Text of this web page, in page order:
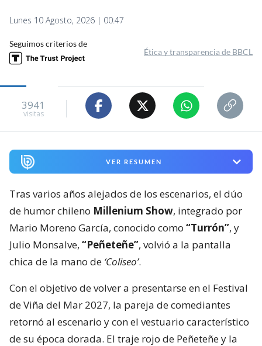
Lunes 10 Agosto, 2026 | 00:47
Seguimos criterios de
Ética y transparencia de BBCL
3941
visitas
VER RESUMEN
Tras varios años alejados de los escenarios, el dúo
de humor chileno Millenium Show, integrado por
Mario Moreno García, conocido como “Turrón”, y
Julio Monsalve, “Peñeteñe”, volvió a la pantalla
chica de la mano de ‘Coliseo’.
Con el objetivo de volver a presentarse en el Festival
de Viña del Mar 2027, la pareja de comediantes
retornó al escenario y con el vestuario característico
de su época dorada. El traje rojo de Peñeteñe y la